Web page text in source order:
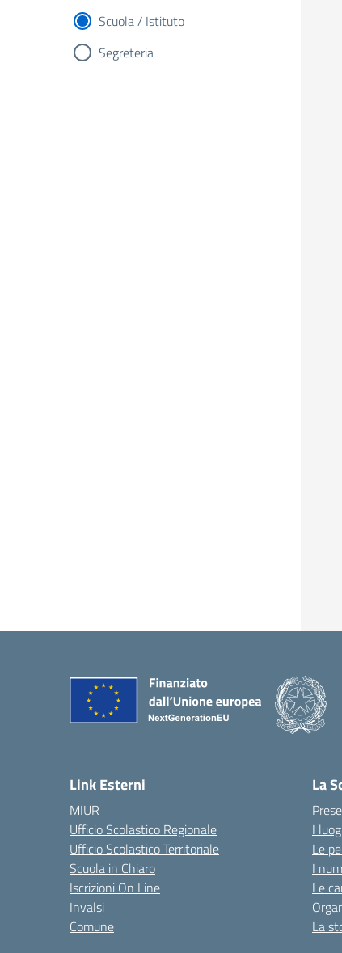
Scuola / Istituto
Segreteria
Link Esterni
MIUR
Ufficio Scolastico Regionale
Ufficio Scolastico Territoriale
Scuola in Chiaro
Iscrizioni On Line
Invalsi
Comune
La
I
Le
I
Le
La